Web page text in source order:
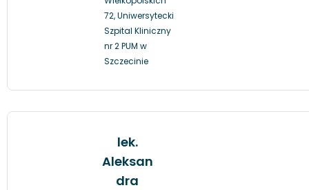
72, Uniwersytecki
Szpital Kliniczny
nr 2 PUM w
Szczecinie
lek.
Aleksan
dra